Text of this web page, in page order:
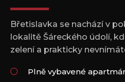
Břetislavka se nachází v
lokalitě Šáreckého údolí,
zelení a prakticky
Plně vybavené